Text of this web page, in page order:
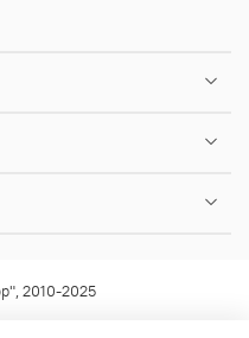
2010-2025